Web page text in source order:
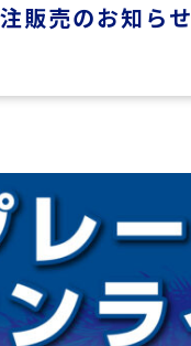
販売のお知らせ